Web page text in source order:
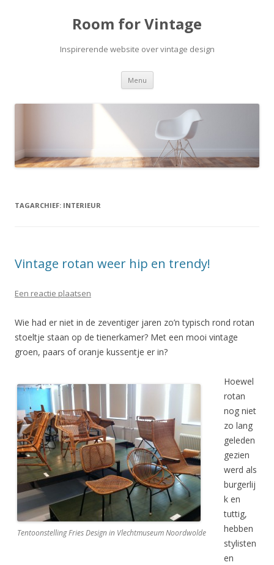
Room for Vintage
Inspirerende website over vintage design
Menu Spring naar de inhoud
TAGARCHIEF: INTERIEUR
Vintage rotan weer hip en trendy!
Een reactie plaatsen
Wie had er niet in de zeventiger jaren zo’n typisch rond rotan
stoeltje staan op de tienerkamer? Met een mooi vintage
groen, paars of oranje kussentje er in?
Tentoonstelling Fries Design in Vlechtmuseum Noordwolde
Hoewel
rotan
nog niet
zo lang
geleden
gezien
werd als
burgerlij
k en
tuttig,
hebben
stylisten
en